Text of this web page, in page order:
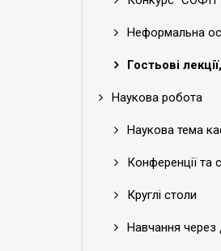
Неформальна
Гостьові
Наукова робота
Наукова тема
Конференції та
Круглі столи
Навчання через